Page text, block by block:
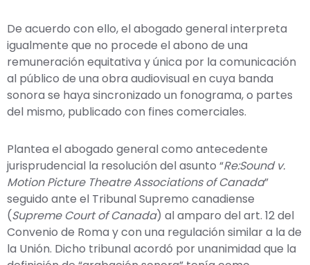
De acuerdo con ello, el abogado general interpreta
igualmente que no procede el abono de una
remuneración equitativa y única por la comunicación
al público de una obra audiovisual en cuya banda
sonora se haya sincronizado un fonograma, o partes
del mismo, publicado con fines comerciales.
Plantea el abogado general como antecedente
jurisprudencial la resolución del asunto “Re:Sound v.
Motion Picture Theatre Associations of Canada”
seguido ante el Tribunal Supremo canadiense
(Supreme Court of Canada) al amparo del art. 12 del
Convenio de Roma y con una regulación similar a la de
la Unión. Dicho tribunal acordó por unanimidad que la